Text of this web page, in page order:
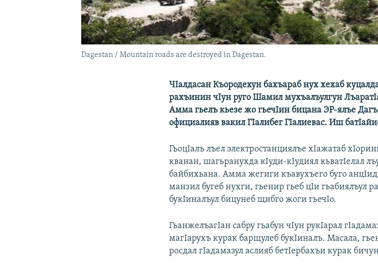
Dagestan / Mountain roads are destroyed in Dagestan.
ЧIалдасан Къородехун бахъараб нух хехаб
рахъинин чIун руго Шамил мухъалъулгун
Амма гьелъ кьезе жо гьечIин бицана ЭР-ялъе
официалияв вакил ГIалибег ГIалиевас. Иш
ГьоцIалъ лъел электростанциялъе хIажатаб
кванан, шагьранухда кIуди-кIудиял кьватIелал
байбихьана. Амма жегиги къавухъего буго
манзил бугеб нухги, гьенир гьеб цIи гьабиялъул
букIиналъул бицунеб щибго жоги гьечIо.
ГьанжелъагIан сабру гьабун чIун рукIарал
магIарухъ курак барщулеб букIиналъ. Масала,
росдал гIадамазул аслияб бетIербахъи курак